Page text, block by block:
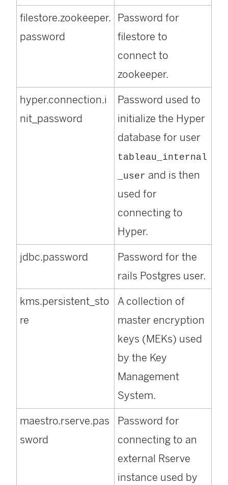
filestore.zookeeper.
password
Password for
filestore to
connect to
zookeeper.
hyper.connection.i
nit_password
Password used to
initialize the Hyper
database for user
tableau_internal
_user and is then
used for
connecting to
Hyper.
jdbc.password
Password for the
rails Postgres user.
kms.persistent_sto
re
A collection of
master encryption
keys (MEKs) used
by the Key
Management
System.
maestro.rserve.pas
sword
Password for
connecting to an
external Rserve
instance used by